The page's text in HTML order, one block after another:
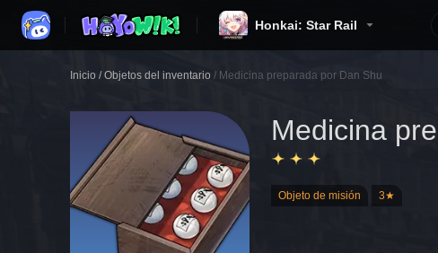
Honkai: Star Rail
Inicio / Objetos del inventario / Medicina preparada por Dan Shu
Medicina
Objeto de misión 3★